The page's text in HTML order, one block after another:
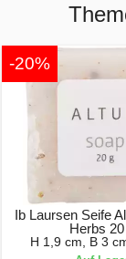
-20%
Ib Laursen Seife
Herbs
H 1,9 cm, B 3